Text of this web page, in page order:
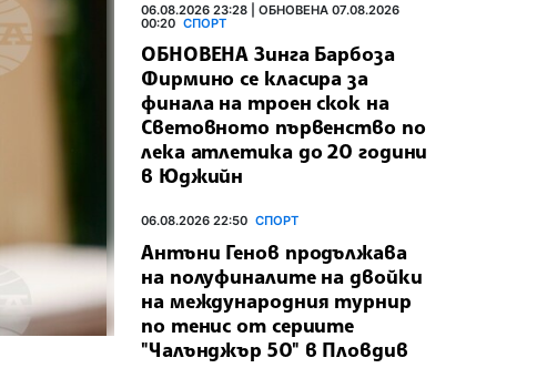
06.08.2026 23:28 | ОБНОВЕНА 07.08.2026
00:20 СПОРТ
ОБНОВЕНА Зинга Барбоза
Фирмино се класира за
финала на троен скок на
Световното първенство по
лека атлетика до 20 години
в Юджийн
06.08.2026 22:50 СПОРТ
Антъни Генов продължава
на полуфиналите на двойки
на международния турнир
по тенис от сериите
"Чалънджър 50" в Пловдив